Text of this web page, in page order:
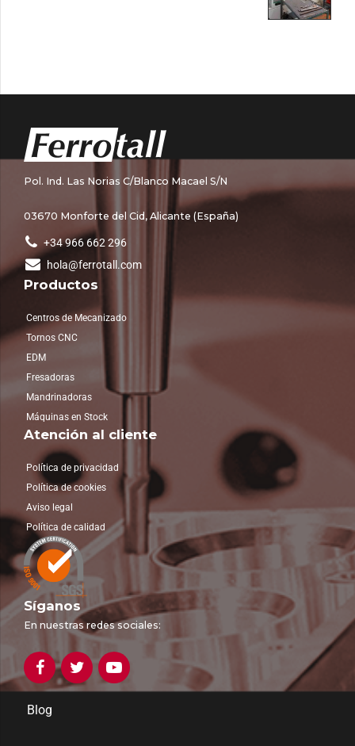
Pol. Ind. Las Norias C/Blanco Macael S/N
03670 Monforte del Cid, Alicante (España)
+34 966 662 296
hola@ferrotall.com
Productos
Centros de Mecanizado
Tornos CNC
EDM
Fresadoras
Mandrinadoras
Máquinas en Stock
Atención al cliente
Política de privacidad
Política de cookies
Aviso legal
Política de calidad
Síganos
En nuestras redes sociales:
Blog